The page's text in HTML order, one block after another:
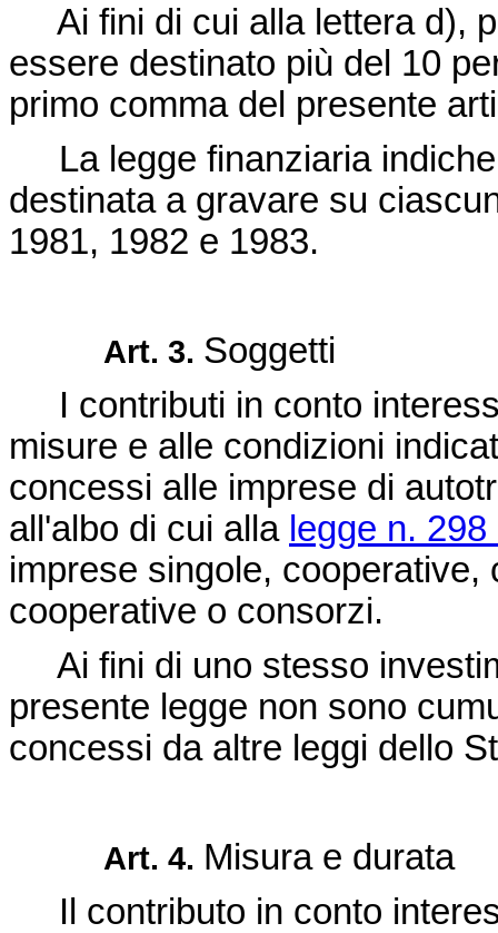
Ai fini di cui alla lettera d),
essere destinato più del 10
primo comma del presente
La legge finanziaria
destinata a gravare su
1981, 1982 e 1983.
Art. 3. Soggetti
I contributi in conto
misure e alle condizioni
concessi alle imprese di
all'albo di cui alla legge n.
imprese singole,
cooperative o consorzi.
Ai fini di uno stesso
presente legge non sono
concessi da altre leggi dello
Art. 4. Misura e durata
Il contributo in conto